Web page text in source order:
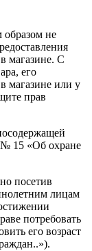
образом не
магазине. С
его
магазине или у
прав
№ 15 «Об охране
посетив
лицам
потребовать
его возраст